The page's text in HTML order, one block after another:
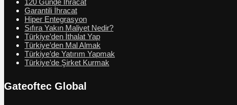
120 Günde İhracat
Garantili İhracat
Hiper Entegrasyon
Sıfıra Yakın Maliyet Nedir?
Türkiye’den İthalat Yap
Türkiye’den Mal Almak
Türkiye’de Yatırım Yapmak
Türkiye’de Şirket Kurmak
Gateoftec Global